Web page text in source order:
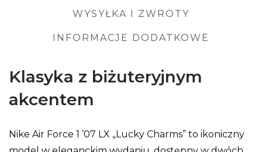
WYSYŁKA I ZWROTY
INFORMACJE DODATKOWE
Klasyka z biżuteryjnym
akcentem
Nike Air Force 1 ’07 LX „Lucky Charms” to ikoniczny